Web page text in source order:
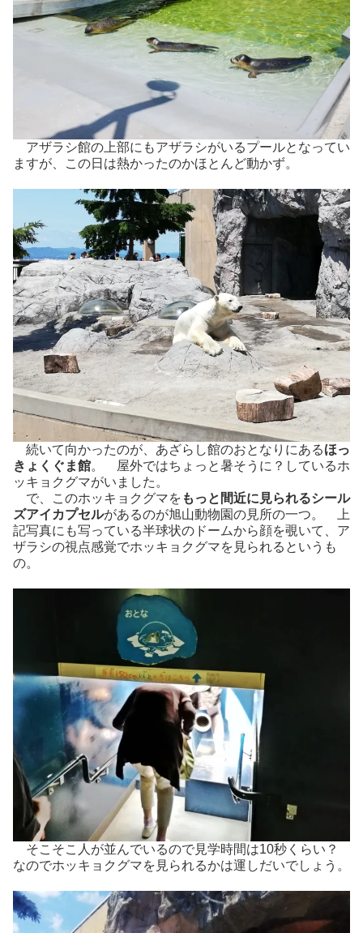
アザラシ館の上部にもアザラシがいるプールとなってい
ますが、この日は熱かったのかほとんど動かず。
続いて向かったのが、あざらし館のおとなりにあるほっ
きょくぐま館。 屋外ではちょっと暑そうに？しているホ
ッキョクグマがいました。
で、このホッキョクグマを もっと間近に見られるシール
ズアイカプセルがあるのが旭山動物園の見所の一つ。 上
記写真にも写っている半球状のドームから顔を覗いて、ア
ザラシの視点感覚でホッキョクグマを見られるというも
の。
そこそこ人が並んでいるので見学時間は10秒くらい？
なのでホッキョクグマを見られるかは運しだいでしょう。